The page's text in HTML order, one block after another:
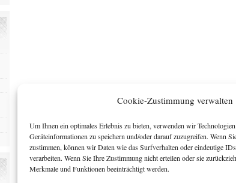
Cookie-Zustimmung verwalten
Um Ihnen ein optimales Erlebnis zu bieten, verwenden wir
Geräteinformationen zu speichern und/oder darauf zuzugreifen. Wenn
zustimmen, können wir Daten wie das Surfverhalten oder eindeutige
verarbeiten. Wenn Sie Ihre Zustimmung nicht erteilen oder sie
Merkmale und Funktionen beeinträchtigt werden.